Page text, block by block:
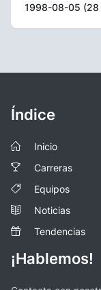
1998-08-05 (28
Índice
Inicio
Carreras
Equipos
Noticias
Tendencias
¡Hablemos!